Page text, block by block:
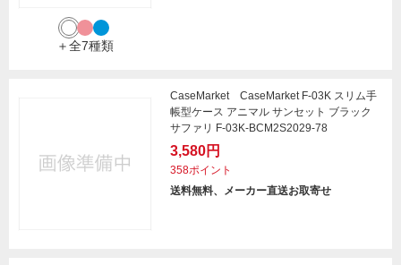
＋全7種類
CaseMarket CaseMarket F-03K スリム手
帳型ケース アニマル サンセット ブラック
サファリ F-03K-BCM2S2029-78
3,580円
358ポイント
送料無料、メーカー直送お取寄せ